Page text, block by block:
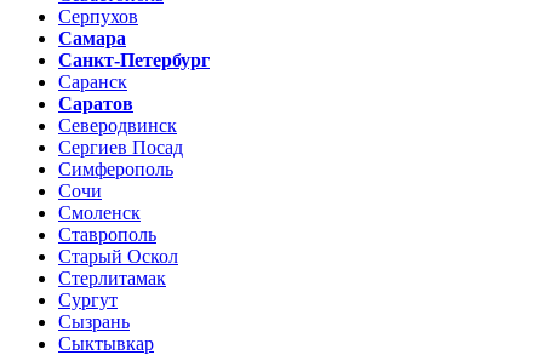
Серпухов
Самара
Санкт-Петербург
Саранск
Саратов
Северодвинск
Сергиев Посад
Симферополь
Сочи
Смоленск
Ставрополь
Старый Оскол
Стерлитамак
Сургут
Сызрань
Сыктывкар